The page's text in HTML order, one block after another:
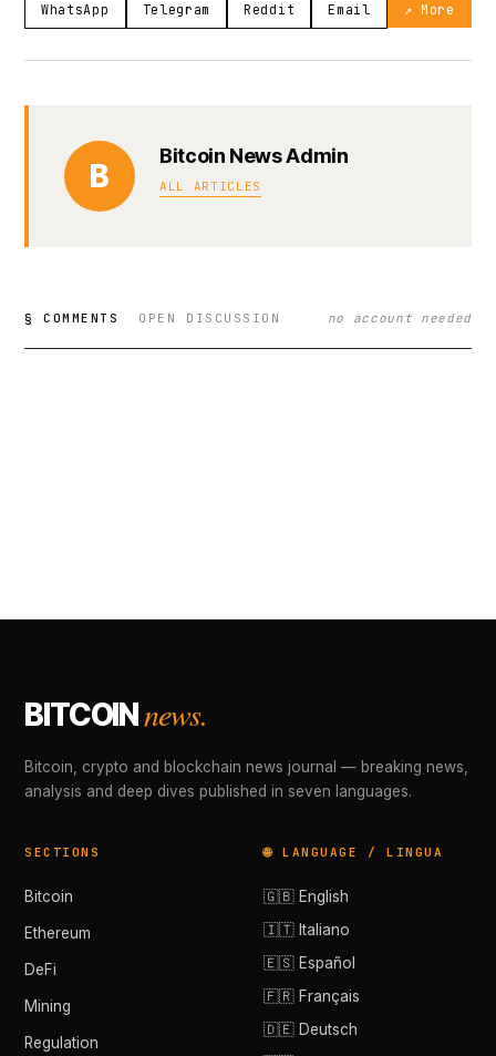
WhatsApp Telegram Reddit Email ↗ More
B
Bitcoin News Admin
ALL ARTICLES
§ COMMENTS OPEN DISCUSSION no account needed
BITCOINnews.
Bitcoin, crypto and blockchain news journal — breaking news,
analysis and deep dives published in seven languages.
SECTIONS
Bitcoin
Ethereum
DeFi
Mining
Regulation
🌐 LANGUAGE / LINGUA
🇬🇧 English
🇮🇹 Italiano
🇪🇸 Español
🇫🇷 Français
🇩🇪 Deutsch